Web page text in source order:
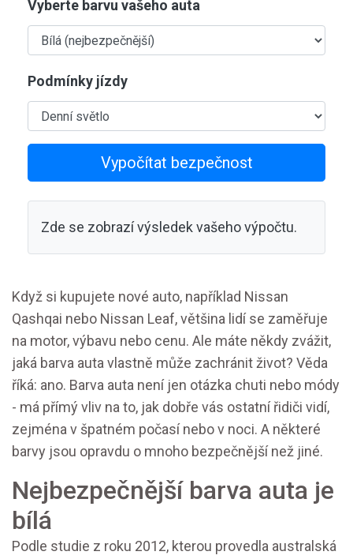
Vyberte barvu vašeho auta
Podmínky jízdy
Vypočítat bezpečnost
Zde se zobrazí výsledek vašeho výpočtu.
Když si kupujete nové auto, například Nissan
Qashqai nebo Nissan Leaf, většina lidí se zaměřuje
na motor, výbavu nebo cenu. Ale máte někdy zvážit,
jaká barva auta vlastně může zachránit život? Věda
říká: ano. Barva auta není jen otázka chuti nebo módy
- má přímý vliv na to, jak dobře vás ostatní řidiči vidí,
zejména v špatném počasí nebo v noci. A některé
barvy jsou opravdu o mnoho bezpečnější než jiné.
Nejbezpečnější barva auta je
bílá
Podle studie z roku 2012, kterou provedla australská